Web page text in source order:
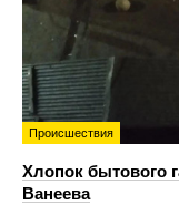
Происшествия
Хлопок бытового
Ванеева